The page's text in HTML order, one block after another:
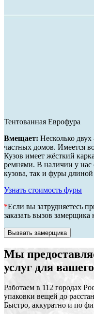
Тентованная Еврофура
Вмещает: Несколько
частных домов. Имеется
Кузов имеет жёсткий
ремнями. В наличии у нас
кузова, так и фуры длиной
Узнать стоимость фуры
*Если вы затрудняетесь
заказать вызов
Вызвать замерщика
Мы
услуг для
Работаем в 112 городах
упаковки вещей до
Быстро, аккуратно и по